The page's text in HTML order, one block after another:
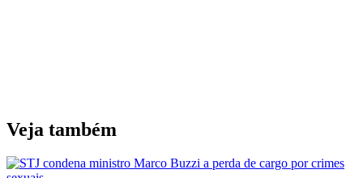
Veja também